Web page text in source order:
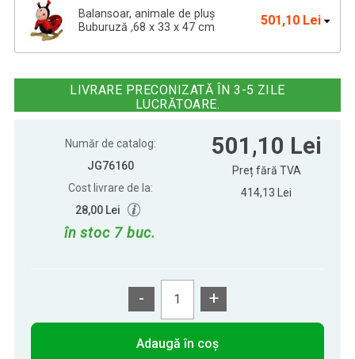
Balansoar, animale de pluș
Buburuză ,68 x 33 x 47 cm
501,10 Lei
47 cm
sonore, 61x32x52cm
479,92 Lei
Infantastic Unicorn balansoar de pluș
, 68 x 33 x 47 cm
681,92 Lei
LIVRARE PRECONIZATĂ ÎN 3-5 ZILE
LUCRĂTOARE.
Număr de catalog:
JG76160
Cost livrare de la:
28,00 Lei
în stoc 7 buc.
501,10 Lei
Preț fără TVA
414,13 Lei
- +
Adaugă în coș